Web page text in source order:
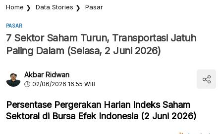
Home Data Stories Pasar
PASAR
7 Sektor Saham Turun, Transportasi Jatuh
Paling Dalam (Selasa, 2 Juni 2026)
Akbar Ridwan
02/06/2026 16:55 WIB
Persentase Pergerakan Harian Indeks Saham
Sektoral di Bursa Efek Indonesia (2 Juni 2026)